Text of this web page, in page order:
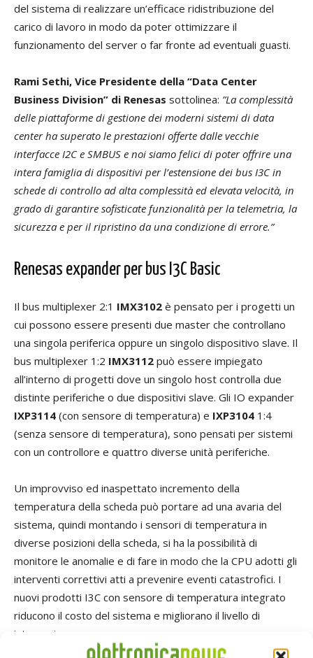
del sistema di realizzare un’efficace ridistribuzione del
carico di lavoro in modo da poter ottimizzare il
funzionamento del server o far fronte ad eventuali guasti.
Rami Sethi, Vice Presidente della “Data Center
Business Division” di Renesas sottolinea: ”La complessità
delle piattaforme di gestione dei moderni sistemi di data
center ha superato le prestazioni offerte dalle vecchie
interfacce I2C e SMBUS e noi siamo felici di poter offrire una
intera famiglia di dispositivi per l’estensione dei bus I3C in
schede di controllo ad alta complessità ed elevata velocità, in
grado di garantire sofisticate funzionalità per la telemetria, la
sicurezza e per il ripristino da una condizione di errore.”
Renesas expander per bus I3C Basic
Il bus multiplexer 2:1 IMX3102 è pensato per i progetti un
cui possono essere presenti due master che controllano
una singola periferica oppure un singolo dispositivo slave. Il
bus multiplexer 1:2 IMX3112 può essere impiegato
all’interno di progetti dove un singolo host controlla due
distinte periferiche o due dispositivi slave. Gli IO expander
IXP3114 (con sensore di temperatura) e IXP3104 1:4
(senza sensore di temperatura), sono pensati per sistemi
con un controllore e quattro diverse unità periferiche.
Un improvviso ed inaspettato incremento della
temperatura della scheda può portare ad una avaria del
sistema, quindi montando i sensori di temperatura in
diverse posizioni della scheda, si ha la possibilità di
monitore le anomalie e di fare in modo che la CPU adotti gli
interventi correttivi atti a prevenire eventi catastrofici. I
nuovi prodotti I3C con sensore di temperatura integrato
riducono il costo del sistema e migliorano il livello di
integrazione.